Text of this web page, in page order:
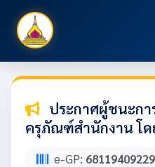
ประกาศผู้ชนะกา
ครุภัณฑ์สำนักงาน โด
e-GP: 68119409229